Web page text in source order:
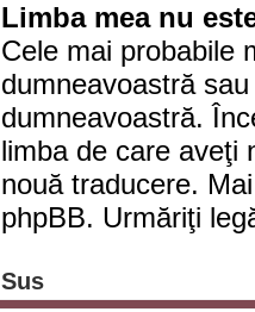
Limba mea nu
Cele mai probabile
dumneavoastră
dumneavoastră.
limba de care aveţi
nouă traducere.
phpBB. Urmăriţi
Sus